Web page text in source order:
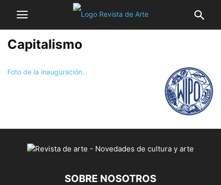
Capitalismo
Foto de la inauguración.
SOBRE NOSOTROS